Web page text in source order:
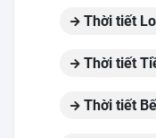
Thời tiết
Thời tiết
Thời tiết